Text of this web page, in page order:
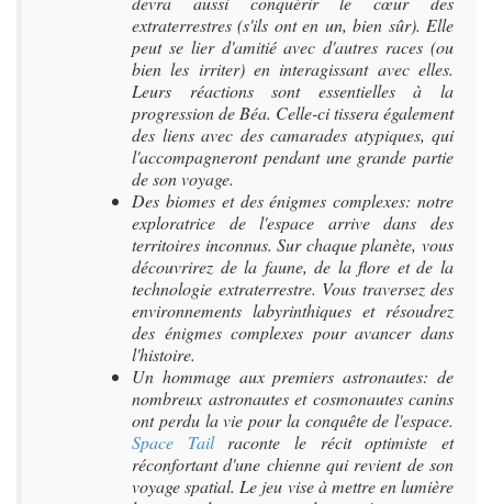
extraterrestres (s'ils ont en un, bien sûr). Elle
peut se lier d'amitié avec d'autres races (ou
bien les irriter) en interagissant avec elles.
Leurs réactions sont essentielles à la
progression de Béa. Celle-ci tissera également
des liens avec des camarades atypiques, qui
l'accompagneront pendant une grande partie
de son voyage.
Des biomes et des énigmes complexes: notre
exploratrice de l'espace arrive dans des
territoires inconnus. Sur chaque planète, vous
découvrirez de la faune, de la flore et de la
technologie extraterrestre. Vous traversez des
environnements labyrinthiques et résoudrez
des énigmes complexes pour avancer dans
l'histoire.
Un hommage aux premiers astronautes: de
nombreux astronautes et cosmonautes canins
ont perdu la vie pour la conquête de l'espace.
Space Tailraconte le récit optimiste et
réconfortant d'une chienne qui revient de son
voyage spatial. Le jeu vise à mettre en lumière